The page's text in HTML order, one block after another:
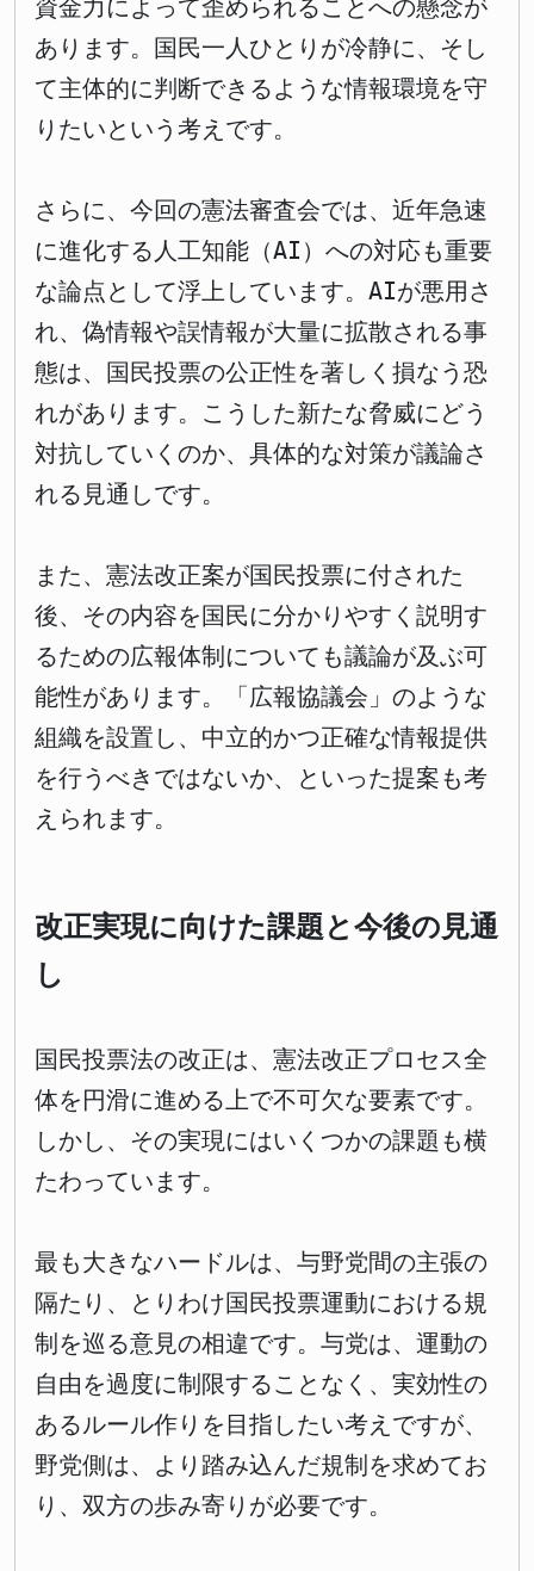
資金力によって歪められることへの懸念が
あります。国民一人ひとりが冷静に、そし
て主体的に判断できるような情報環境を守
りたいという考えです。
さらに、今回の憲法審査会では、近年急速
に進化する人工知能（AI）への対応も重要
な論点として浮上しています。AIが悪用さ
れ、偽情報や誤情報が大量に拡散される事
態は、国民投票の公正性を著しく損なう恐
れがあります。こうした新たな脅威にどう
対抗していくのか、具体的な対策が議論さ
れる見通しです。
また、憲法改正案が国民投票に付された
後、その内容を国民に分かりやすく説明す
るための広報体制についても議論が及ぶ可
能性があります。「広報協議会」のような
組織を設置し、中立的かつ正確な情報提供
を行うべきではないか、といった提案も考
えられます。
改正実現に向けた課題と今後の見通
し
国民投票法の改正は、憲法改正プロセス全
体を円滑に進める上で不可欠な要素です。
しかし、その実現にはいくつかの課題も横
たわっています。
最も大きなハードルは、与野党間の主張の
隔たり、とりわけ国民投票運動における規
制を巡る意見の相違です。与党は、運動の
自由を過度に制限することなく、実効性の
あるルール作りを目指したい考えですが、
野党側は、より踏み込んだ規制を求めてお
り、双方の歩み寄りが必要です。